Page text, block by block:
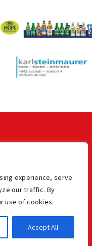
experience, serve
our traffic. By
use of cookies.
Accept All